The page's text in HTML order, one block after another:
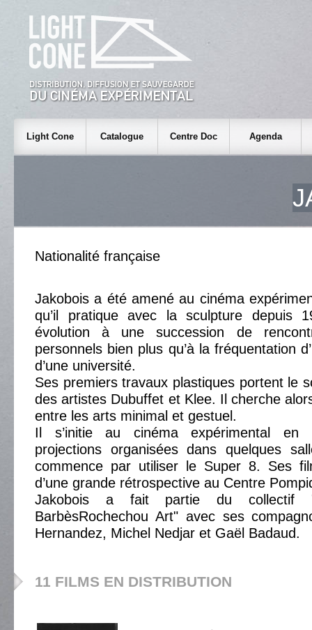
Light Cone Catalogue Centre Doc Agenda
Nationalité française
Jakobois a été amené au cinéma
qu’il pratique avec la sculpture depuis
évolution à une succession de
personnels bien plus qu’à la fréquentation
d’une université.
Ses premiers travaux plastiques portent le
des artistes Dubuffet et Klee. Il cherche
entre les arts minimal et gestuel.
Il s’initie au cinéma expérimental en
projections organisées dans quelques
commence par utiliser le Super 8. Ses
d’une grande rétrospective au Centre
Jakobois a fait partie du
BarbèsRochechou Art" avec ses
Hernandez, Michel Nedjar et Gaël Badaud.
11 FILMS EN DISTRIBUTION